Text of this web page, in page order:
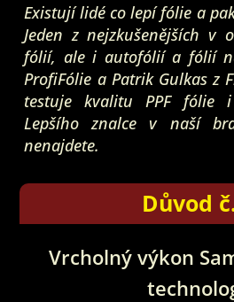
Existují lidé co lepí fólie a
Jeden z nejzkušenějších v
fólií, ale i autofólií a fólií
ProfiFólie a Patrik Gulkas z
testuje kvalitu PPF fólie i
Lepšího znalce v naší
nenajdete.
Důvod
Vrcholný výkon